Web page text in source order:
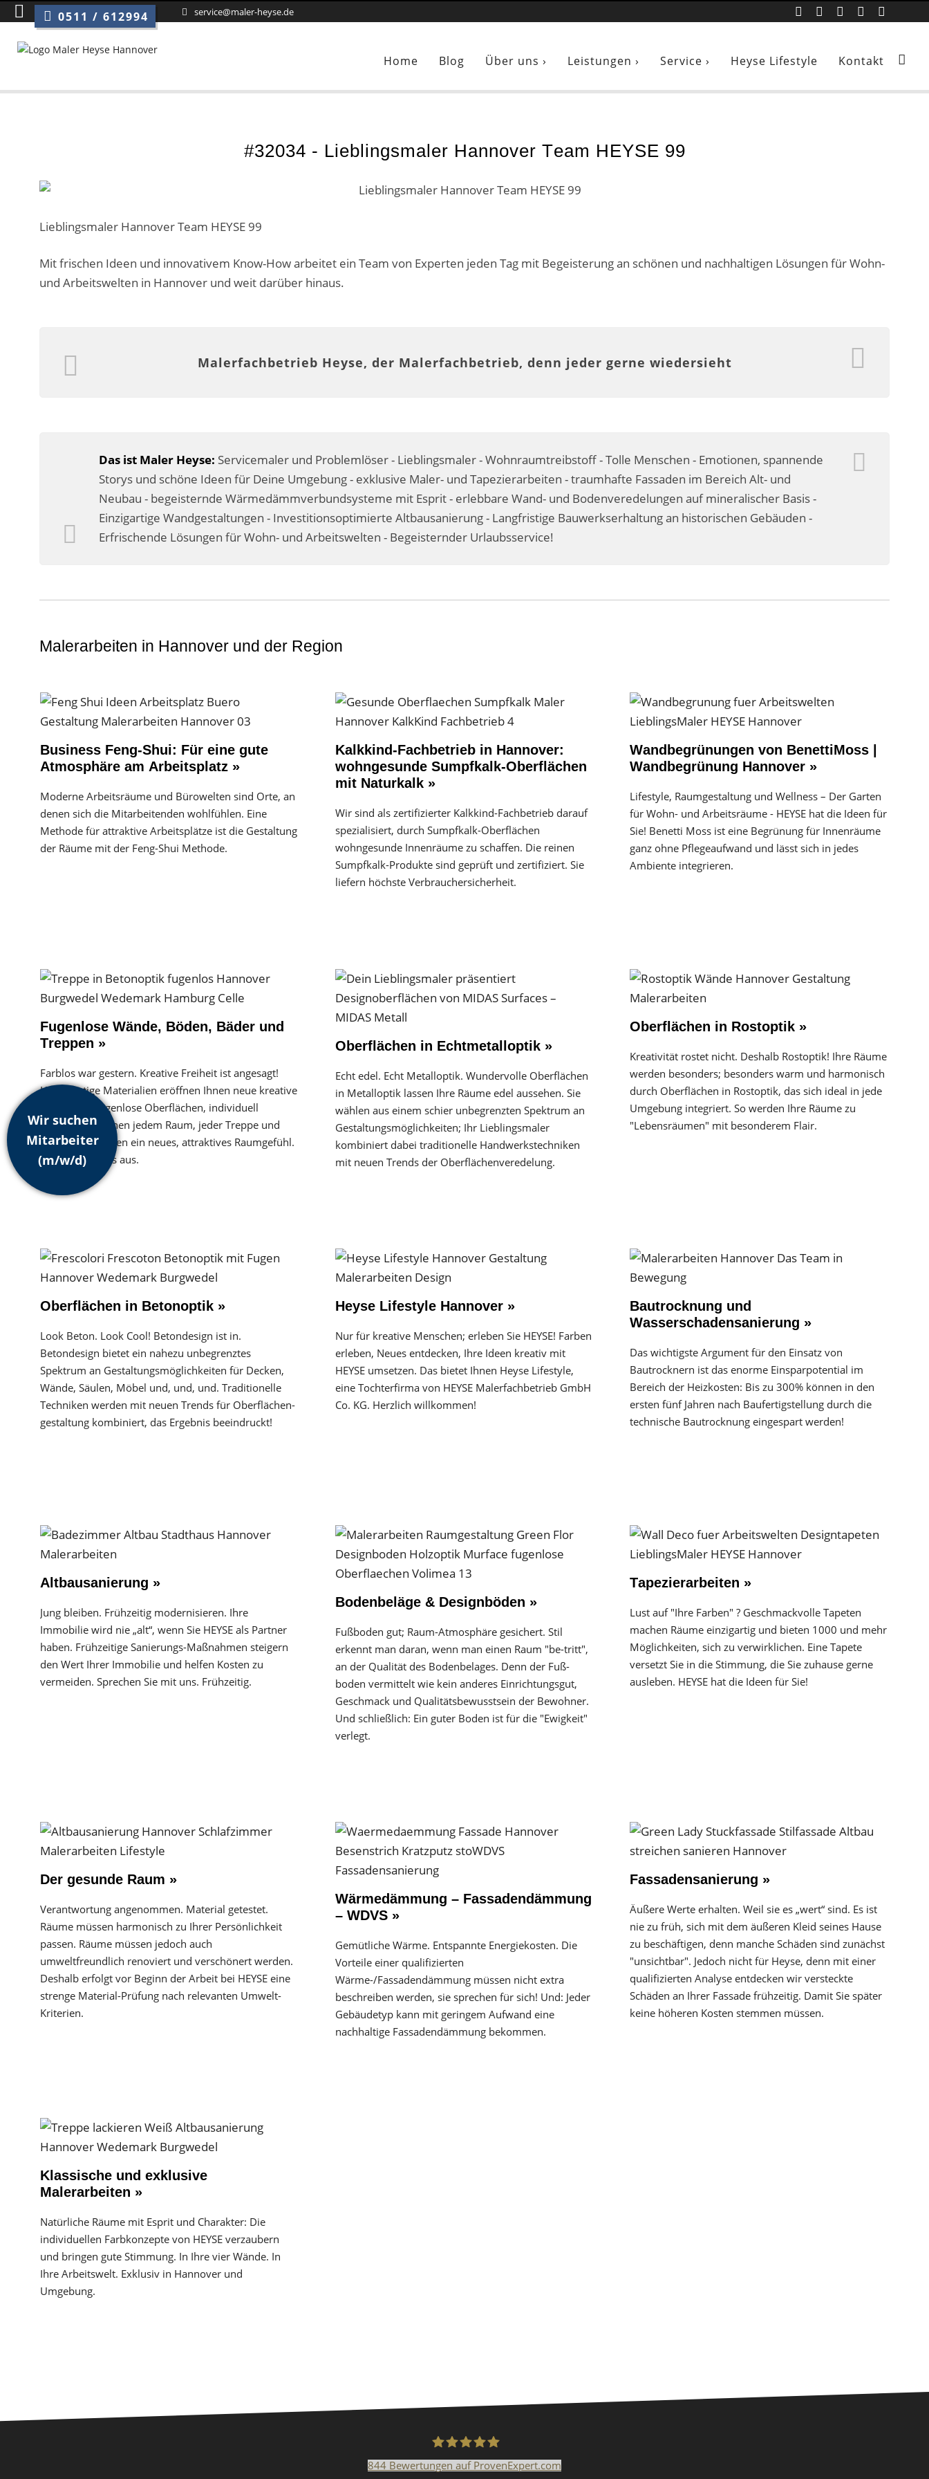
0511 / 612994 service@maler-heyse.de
Home Blog Über uns › Leistungen › Service › Heyse Lifestyle Kontakt
#32034 - Lieblingsmaler Hannover Team HEYSE 99
Lieblingsmaler Hannover Team HEYSE 99
Mit frischen Ideen und innovativem Know-How arbeitet ein Team von Experten jeden Tag mit Begeisterung an schönen und nachhaltigen Lösungen für Wohn-
und Arbeitswelten in Hannover und weit darüber hinaus.
Malerfachbetrieb Heyse, der Malerfachbetrieb, denn jeder gerne wiedersieht
Das ist Maler Heyse: Servicemaler und Problemlöser - Lieblingsmaler - Wohnraumtreibstoff - Tolle Menschen - Emotionen, spannende
Storys und schöne Ideen für Deine Umgebung - exklusive Maler- und Tapezierarbeiten - traumhafte Fassaden im Bereich Alt- und
Neubau - begeisternde Wärmedämmverbundsysteme mit Esprit - erlebbare Wand- und Bodenveredelungen auf mineralischer Basis -
Einzigartige Wandgestaltungen - Investitionsoptimierte Altbausanierung - Langfristige Bauwerkserhaltung an historischen Gebäuden -
Erfrischende Lösungen für Wohn- und Arbeitswelten - Begeisternder Urlaubsservice!
Malerarbeiten in Hannover und der Region
Business Feng-Shui: Für eine gute
Atmosphäre am Arbeitsplatz »
Moderne Arbeitsräume und Bürowelten sind Orte, an
denen sich die Mitarbeitenden wohlfühlen. Eine
Methode für attraktive Arbeitsplätze ist die Gestaltung
der Räume mit der Feng-Shui Methode.
Kalkkind-Fachbetrieb in Hannover:
wohngesunde Sumpfkalk-Oberflächen
mit Naturkalk »
Wir sind als zertifizierter Kalkkind-Fachbetrieb darauf
spezialisiert, durch Sumpfkalk-Oberflächen
wohngesunde Innenräume zu schaffen. Die reinen
Sumpfkalk-Produkte sind geprüft und zertifiziert. Sie
liefern höchste Verbrauchersicherheit.
Wandbegrünungen von BenettiMoss |
Wandbegrünung Hannover »
Lifestyle, Raumgestaltung und Wellness – Der Garten
für Wohn- und Arbeitsräume - HEYSE hat die Ideen für
Sie! Benetti Moss ist eine Begrünung für Innenräume
ganz ohne Pflegeaufwand und lässt sich in jedes
Ambiente integrieren.
Fugenlose Wände, Böden, Bäder und
Treppen »
Farblos war gestern. Kreative Freiheit ist angesagt!
Hochwertige Materialien eröffnen Ihnen neue kreative
Freiheiten. Fugenlose Oberflächen, individuell
gestaltet, verleihen jedem Raum, jeder Treppe und
sonstigen Wänden ein neues, attraktives Raumgefühl.
Probieren Sie es aus.
Oberflächen in Echtmetalloptik »
Echt edel. Echt Metalloptik. Wundervolle Oberflächen
in Metalloptik lassen Ihre Räume edel aussehen. Sie
wählen aus einem schier unbegrenzten Spektrum an
Gestaltungs­möglichkeiten; Ihr Lieblingsmaler
kombiniert dabei traditionelle Handwerks­techniken
mit neuen Trends der Oberflächen­veredelung.
Oberflächen in Rostoptik »
Kreativität rostet nicht. Deshalb Rostoptik! Ihre Räume
werden besonders; besonders warm und harmonisch
durch Oberflächen in Rostoptik, das sich ideal in jede
Umgebung integriert. So werden Ihre Räume zu
"Lebensräumen" mit besonderem Flair.
Oberflächen in Betonoptik »
Look Beton. Look Cool! Betondesign ist in.
Betondesign bietet ein nahezu unbegrenztes
Spektrum an Gestaltungs­möglichkeiten für Decken,
Wände, Säulen, Möbel und, und, und. Traditionelle
Techniken werden mit neuen Trends für Oberflächen­
gestaltung kombiniert, das Ergebnis beeindruckt!
Heyse Lifestyle Hannover »
Nur für kreative Menschen; erleben Sie HEYSE! Farben
erleben, Neues entdecken, Ihre Ideen kreativ mit
HEYSE umsetzen. Das bietet Ihnen Heyse Lifestyle,
eine Tochterfirma von HEYSE Malerfachbetrieb GmbH
Co. KG. Herzlich willkommen!
Bautrocknung und
Wasserschadensanierung »
Das wichtigste Argument für den Einsatz von
Bautrocknern ist das enorme Einsparpotential im
Bereich der Heizkosten: Bis zu 300% können in den
ersten fünf Jahren nach Baufertigstellung durch die
technische Bautrocknung eingespart werden!
Altbausanierung »
Jung bleiben. Frühzeitig modernisieren. Ihre
Immobilie wird nie „alt“, wenn Sie HEYSE als Partner
haben. Frühzeitige Sanierungs-Maßnahmen steigern
den Wert Ihrer Immobilie und helfen Kosten zu
vermeiden. Sprechen Sie mit uns. Frühzeitig.
Bodenbeläge & Designböden »
Fußboden gut; Raum-Atmosphäre gesichert. Stil
erkennt man daran, wenn man einen Raum "be-tritt",
an der Qualität des Boden­belages. Denn der Fuß­
boden vermittelt wie kein anderes Einrichtungs­gut,
Geschmack und Qualitäts­bewusstsein der Bewohner.
Und schließlich: Ein guter Boden ist für die "Ewigkeit"
verlegt.
Tapezierarbeiten »
Lust auf "Ihre Farben" ? Geschmackvolle Tapeten
machen Räume einzigartig und bieten 1000 und mehr
Möglichkeiten, sich zu verwirklichen. Eine Tapete
versetzt Sie in die Stimmung, die Sie zuhause gerne
ausleben. HEYSE hat die Ideen für Sie!
Der gesunde Raum »
Verantwortung angenommen. Material getestet.
Räume müssen harmonisch zu Ihrer Persönlichkeit
passen. Räume müssen jedoch auch
umweltfreundlich renoviert und verschönert werden.
Deshalb erfolgt vor Beginn der Arbeit bei HEYSE eine
strenge Material-Prüfung nach relevanten Umwelt-
Kriterien.
Wärmedämmung – Fassadendämmung
– WDVS »
Gemütliche Wärme. Entspannte Energiekosten. Die
Vorteile einer qualifizierten
Wärme-/Fassadendämmung müssen nicht extra
beschreiben werden, sie sprechen für sich! Und: Jeder
Gebäudetyp kann mit geringem Aufwand eine
nachhaltige Fassadendämmung bekommen.
Fassadensanierung »
Äußere Werte erhalten. Weil sie es „wert“ sind. Es ist
nie zu früh, sich mit dem äußeren Kleid seines Hause
zu beschäftigen, denn manche Schäden sind zunächst
"unsichtbar". Jedoch nicht für Heyse, denn mit einer
qualifizierten Analyse entdecken wir versteckte
Schäden an Ihrer Fassade frühzeitig. Damit Sie später
keine höheren Kosten stemmen müssen.
Klassische und exklusive
Malerarbeiten »
Natürliche Räume mit Esprit und Charakter: Die
individuellen Farbkonzepte von HEYSE verzaubern
und bringen gute Stimmung. In Ihre vier Wände. In
Ihre Arbeitswelt. Exklusiv in Hannover und
Umgebung.
Wir suchen
Mitarbeiter
(m/w/d)
844 Bewertungen auf ProvenExpert.com